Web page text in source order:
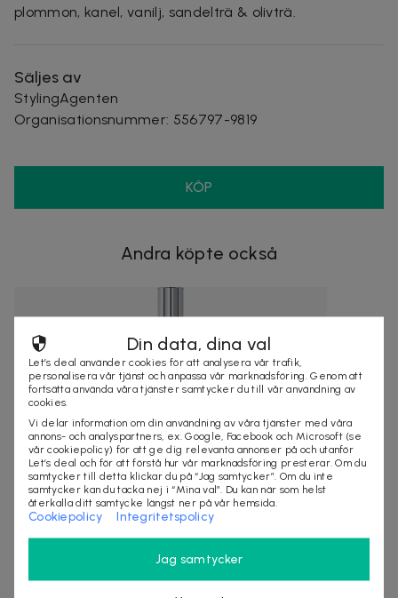
plommon, kanel, vanilj, sandelträ & olivträ.
Säljes av
StylingAgenten
Organisationsnummer: 556797-9819
KÖP
Andra köpte också
439 kr1 055 kr-58%
Escada Brisa Cubana Limited Edition Edt
Är du redo att njuta av ESCADAs nya exotiska och
fängslande doft, Escada Brisa Cubana Limi...
Din data, dina val
Let’s deal använder cookies för att analysera vår trafik,
personalisera vår tjänst och anpassa vår marknadsföring. Genom att
fortsätta använda våra tjänster samtycker du till vår användning av
cookies.
Vi delar information om din användning av våra tjänster med våra
annons- och analyspartners, ex. Google, Facebook och Microsoft (se
vår cookiepolicy) för att ge dig relevanta annonser på och utanför
Let’s deal och för att förstå hur vår marknadsföring presterar. Om du
samtycker till detta klickar du på “Jag samtycker”. Om du inte
samtycker kan du tacka nej i “Mina val”. Du kan när som helst
återkalla ditt samtycke längst ner på vår hemsida.
Cookiepolicy Integritetspolicy
Jag samtycker